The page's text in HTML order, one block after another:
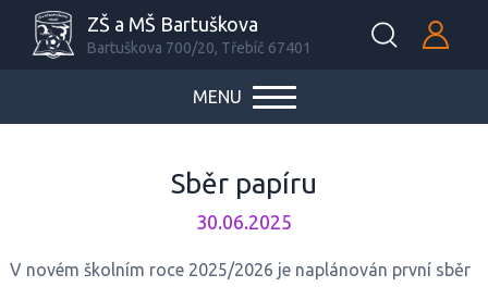
ZŠ a MŠ Bartuškova
Bartuškova 700/20, Třebíč 67401
MENU
Sběr papíru
30.06.2025
V novém školním roce 2025/2026 je naplánován první sběr